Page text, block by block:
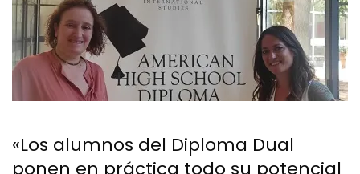
«Los alumnos del Diploma Dual